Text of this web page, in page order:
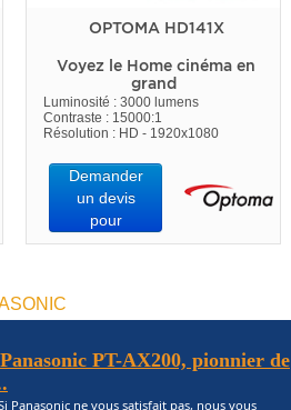
OPTOMA HD141X
Voyez le Home cinéma en
grand
Luminosité : 3000 lumens
Contraste : 15000:1
Résolution : HD - 1920x1080
Demander
un devis
pour
PT-AX200, pionnier de
Panasonic ne vous satisfait pas, nous vous